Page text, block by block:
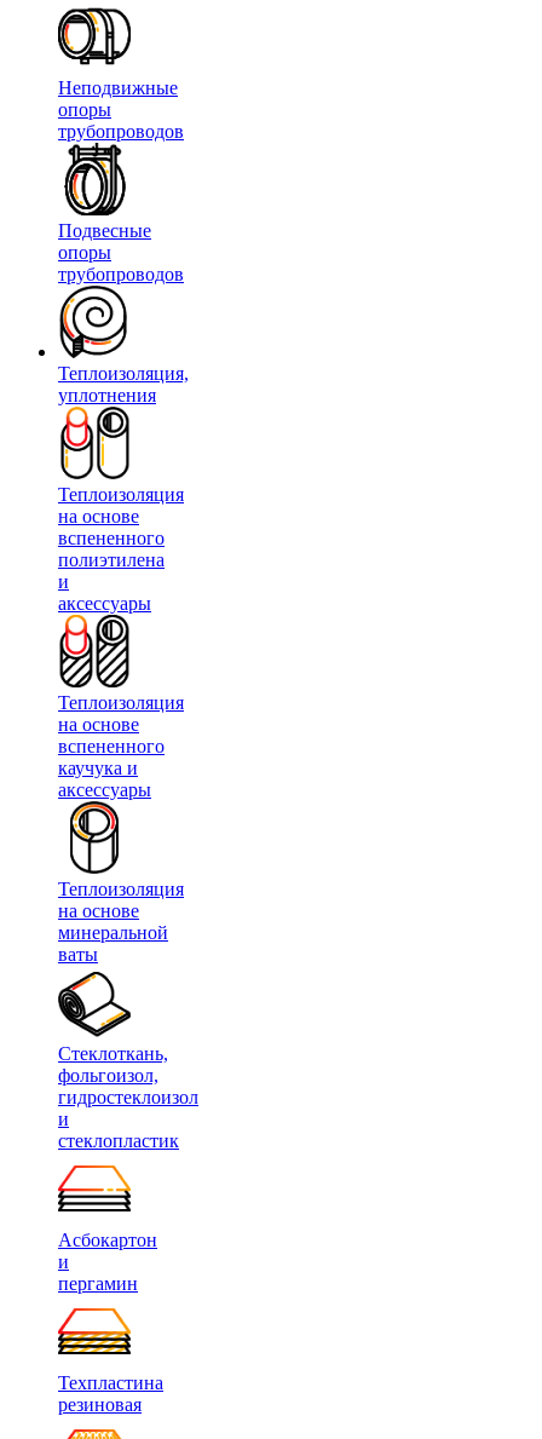
Неподвижные
опоры
трубопроводов
Подвесные
опоры
трубопроводов
Теплоизоляция,
уплотнения
Теплоизоляция
на основе
вспененного
полиэтилена
и
аксессуары
Теплоизоляция
на основе
вспененного
каучука и
аксессуары
Теплоизоляция
на основе
минеральной
ваты
Стеклоткань,
фольгоизол,
гидростеклоизол
и
стеклопластик
Асбокартон
и
пергамин
Техпластина
резиновая